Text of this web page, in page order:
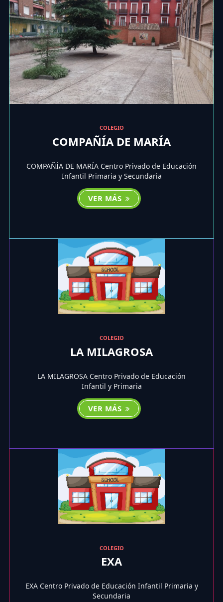
COLEGIO
COMPAÑÍA DE MARÍA
COMPAÑÍA DE MARÍA Centro Privado de Educación
Infantil Primaria y Secundaria
VER MÁS
COLEGIO
LA MILAGROSA
LA MILAGROSA Centro Privado de Educación
Infantil y Primaria
VER MÁS
COLEGIO
EXA
EXA Centro Privado de Educación Infantil Primaria y
Secundaria